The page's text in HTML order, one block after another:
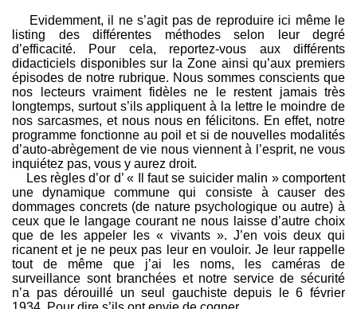
Evidemment, il ne s’agit pas de reproduire ici même le
listing des différentes méthodes selon leur degré
d’efficacité. Pour cela, reportez-vous aux différents
didacticiels disponibles sur la Zone ainsi qu’aux premiers
épisodes de notre rubrique. Nous sommes conscients que
nos lecteurs vraiment fidèles ne le restent jamais très
longtemps, surtout s’ils appliquent à la lettre le moindre de
nos sarcasmes, et nous nous en félicitons. En effet, notre
programme fonctionne au poil et si de nouvelles modalités
d’auto-abrègement de vie nous viennent à l’esprit, ne vous
inquiétez pas, vous y aurez droit.
Les règles d’or d’ « Il faut se suicider malin » comportent
une dynamique commune qui consiste à causer des
dommages concrets (de nature psychologique ou autre) à
ceux que le langage courant ne nous laisse d’autre choix
que de les appeler les « vivants ». J’en vois deux qui
ricanent et je ne peux pas leur en vouloir. Je leur rappelle
tout de même que j’ai les noms, les caméras de
surveillance sont branchées et notre service de sécurité
n’a pas dérouillé un seul gauchiste depuis le 6 février